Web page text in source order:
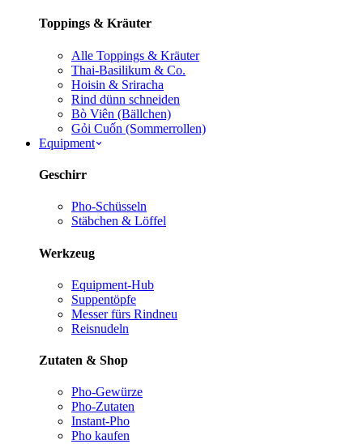
Toppings & Kräuter
Alle Toppings & Kräuter
Thai-Basilikum & Co.
Hoisin & Sriracha
Rind dünn schneiden
Bò Viên (Bällchen)
Gỏi Cuốn (Sommerrollen)
Equipment
Geschirr
Pho-Schüsseln
Stäbchen & Löffel
Werkzeug
Equipment-Hub
Suppentöpfe
Messer fürs Rindneu
Reisnudeln
Zutaten & Shop
Pho-Gewürze
Pho-Zutaten
Instant-Pho
Pho kaufen